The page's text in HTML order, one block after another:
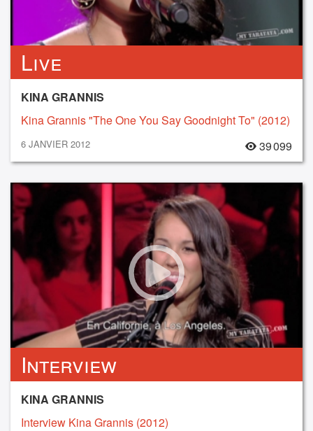
Live
KINA GRANNIS
Kina Grannis "The One You Say Goodnight To" (2012)
6 JANVIER 2012 39 099
Interview
KINA GRANNIS
Interview Kina Grannis (2012)